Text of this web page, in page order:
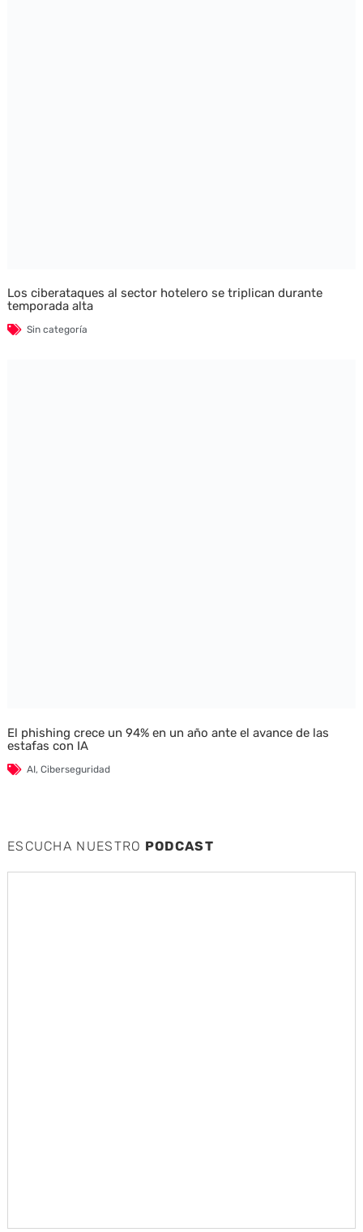
Los ciberataques al sector hotelero se triplican durante
temporada alta
Sin categoría
El phishing crece un 94% en un año ante el avance de las
estafas con IA
AI, Ciberseguridad
ESCUCHA NUESTRO PODCAST